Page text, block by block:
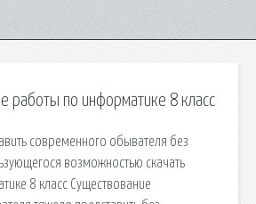
работы по информатике 8 класс
современного обывателя без
возможностью скачать
8 класс Существование